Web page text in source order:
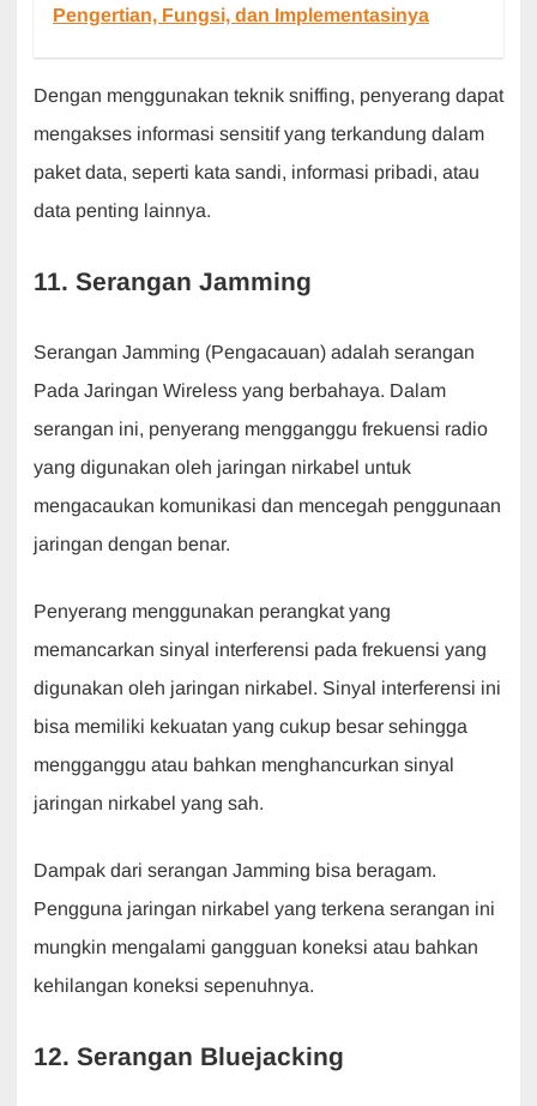
Pengertian, Fungsi, dan Implementasinya
Dengan menggunakan teknik sniffing, penyerang dapat
mengakses informasi sensitif yang terkandung dalam
paket data, seperti kata sandi, informasi pribadi, atau
data penting lainnya.
11. Serangan Jamming
Serangan Jamming (Pengacauan) adalah serangan
Pada Jaringan Wireless yang berbahaya. Dalam
serangan ini, penyerang mengganggu frekuensi radio
yang digunakan oleh jaringan nirkabel untuk
mengacaukan komunikasi dan mencegah penggunaan
jaringan dengan benar.
Penyerang menggunakan perangkat yang
memancarkan sinyal interferensi pada frekuensi yang
digunakan oleh jaringan nirkabel. Sinyal interferensi ini
bisa memiliki kekuatan yang cukup besar sehingga
mengganggu atau bahkan menghancurkan sinyal
jaringan nirkabel yang sah.
Dampak dari serangan Jamming bisa beragam.
Pengguna jaringan nirkabel yang terkena serangan ini
mungkin mengalami gangguan koneksi atau bahkan
kehilangan koneksi sepenuhnya.
12. Serangan Bluejacking